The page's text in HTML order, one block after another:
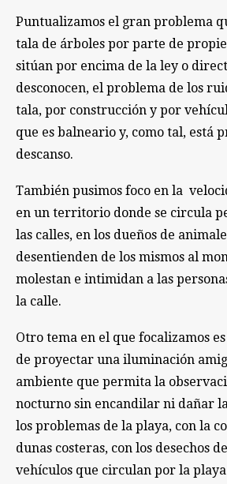
Puntualizamos el gran problema
tala de árboles por parte de
sitúan por encima de la ley o
desconocen, el problema de los
tala, por construcción y por
que es balneario y, como tal, está
descanso.
También pusimos foco en la
en un territorio donde se circula
las calles, en los dueños de
desentienden de los mismos al
molestan e intimidan a las
la calle.
Otro tema en el que focalizamos
de proyectar una iluminación
ambiente que permita la
nocturno sin encandilar ni dañar
los problemas de la playa, con la
dunas costeras, con los desechos
vehículos que circulan por la playa